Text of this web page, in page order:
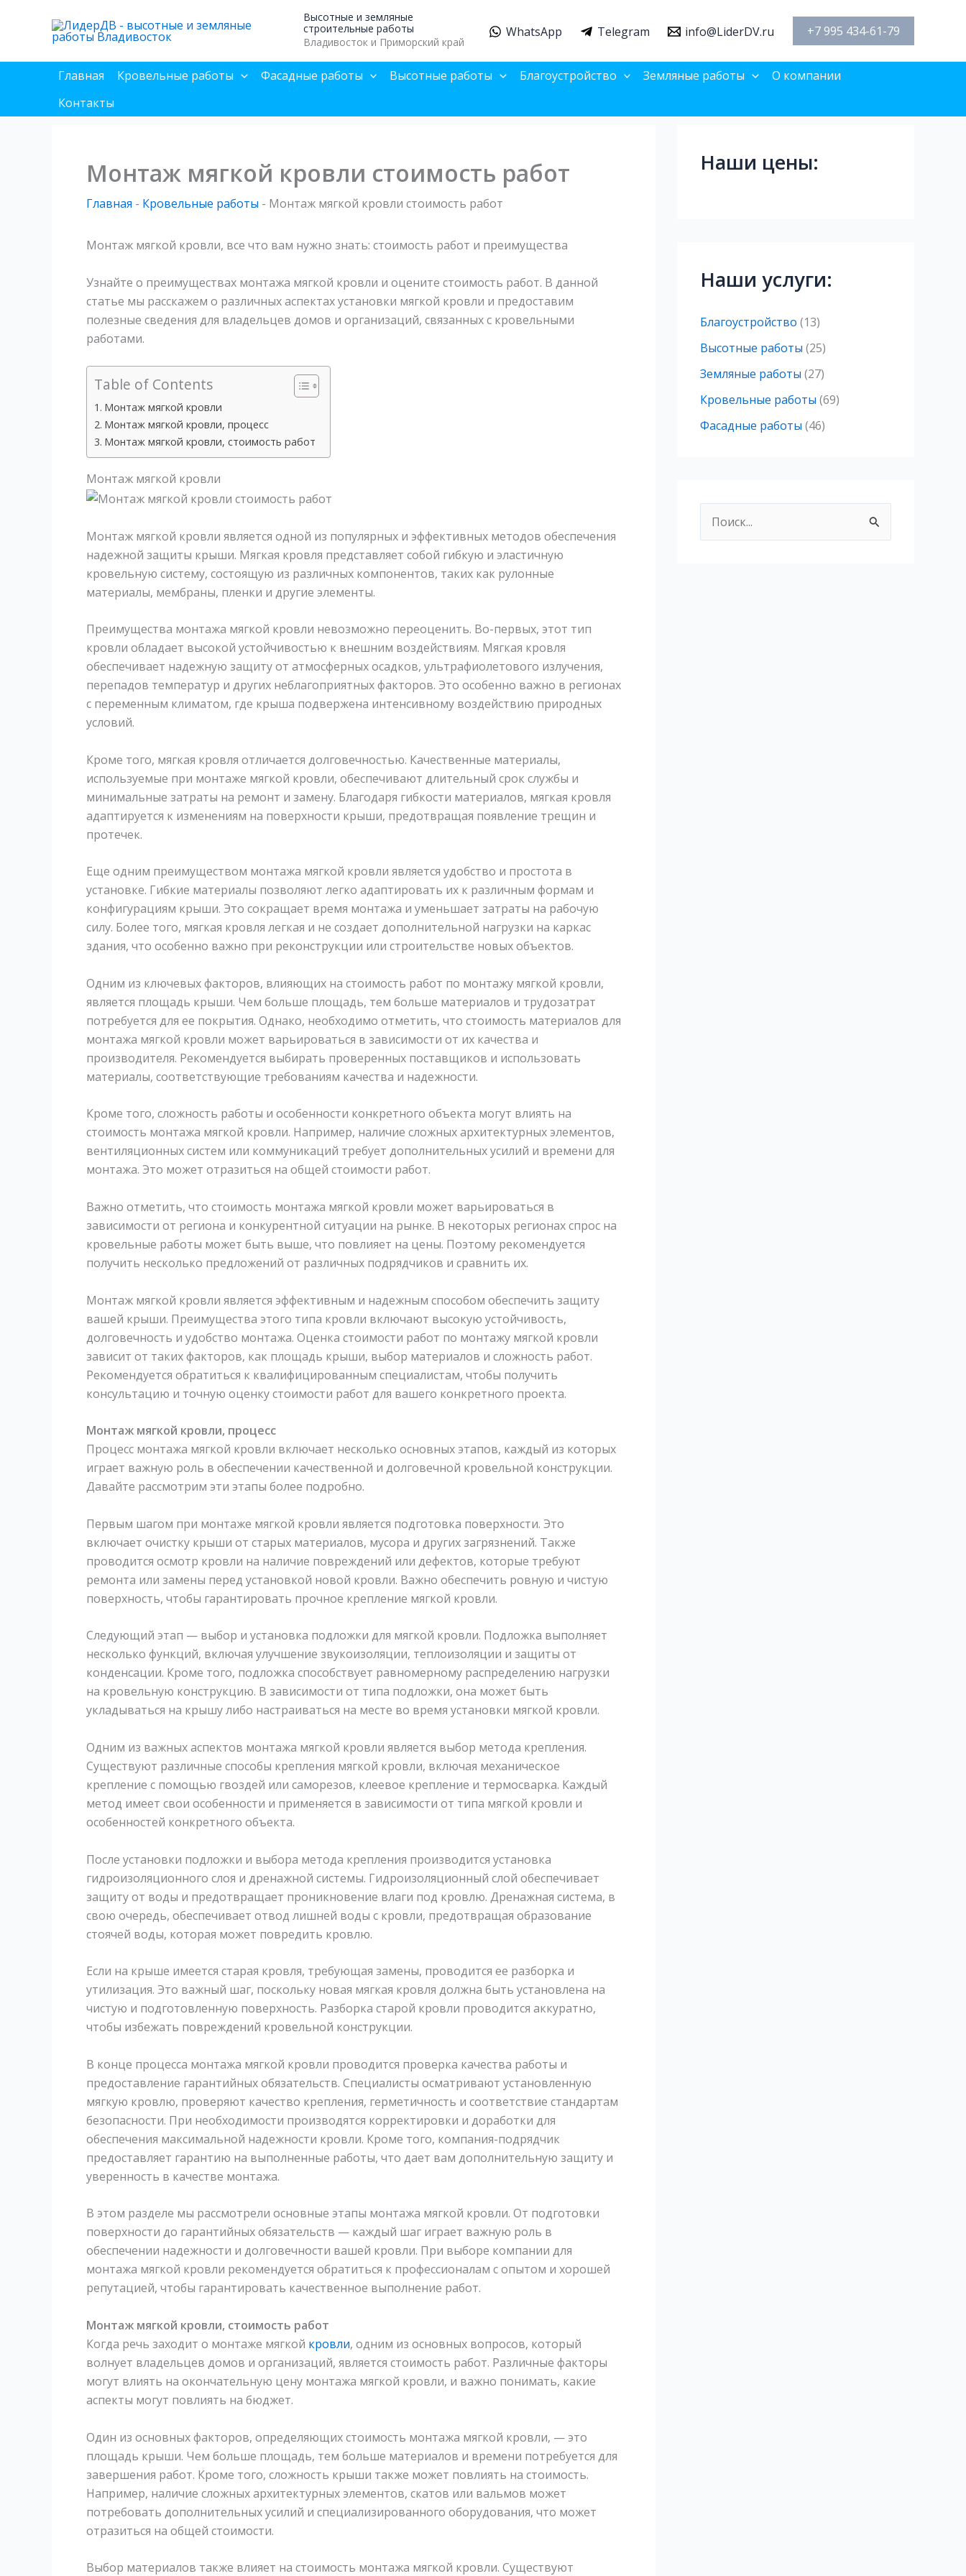
содержимому
Высотные и земляные
строительные работы
Владивосток и Приморский край
WhatsApp Telegram info@LiderDV.ru +7 995 434-61-79
Главная Кровельные работы Фасадные работы Высотные работы Благоустройство Земляные работы
О компании
Контакты
Монтаж мягкой кровли стоимость работ
Главная - Кровельные работы - Монтаж мягкой кровли стоимость работ
Монтаж мягкой кровли, все что вам нужно знать: стоимость работ и преимущества
Узнайте о преимуществах монтажа мягкой кровли и оцените стоимость работ. В данной
статье мы расскажем о различных аспектах установки мягкой кровли и предоставим
полезные сведения для владельцев домов и организаций, связанных с кровельными
работами.
Table of Contents
Монтаж мягкой кровли
Монтаж мягкой кровли, процесс
Монтаж мягкой кровли, стоимость работ
Монтаж мягкой кровли
Монтаж мягкой кровли является одной из популярных и эффективных методов обеспечения
надежной защиты крыши. Мягкая кровля представляет собой гибкую и эластичную
кровельную систему, состоящую из различных компонентов, таких как рулонные
материалы, мембраны, пленки и другие элементы.
Преимущества монтажа мягкой кровли невозможно переоценить. Во-первых, этот тип
кровли обладает высокой устойчивостью к внешним воздействиям. Мягкая кровля
обеспечивает надежную защиту от атмосферных осадков, ультрафиолетового излучения,
перепадов температур и других неблагоприятных факторов. Это особенно важно в регионах
с переменным климатом, где крыша подвержена интенсивному воздействию природных
условий.
Кроме того, мягкая кровля отличается долговечностью. Качественные материалы,
используемые при монтаже мягкой кровли, обеспечивают длительный срок службы и
минимальные затраты на ремонт и замену. Благодаря гибкости материалов, мягкая кровля
адаптируется к изменениям на поверхности крыши, предотвращая появление трещин и
протечек.
Еще одним преимуществом монтажа мягкой кровли является удобство и простота в
установке. Гибкие материалы позволяют легко адаптировать их к различным формам и
конфигурациям крыши. Это сокращает время монтажа и уменьшает затраты на рабочую
силу. Более того, мягкая кровля легкая и не создает дополнительной нагрузки на каркас
здания, что особенно важно при реконструкции или строительстве новых объектов.
Одним из ключевых факторов, влияющих на стоимость работ по монтажу мягкой кровли,
является площадь крыши. Чем больше площадь, тем больше материалов и трудозатрат
потребуется для ее покрытия. Однако, необходимо отметить, что стоимость материалов для
монтажа мягкой кровли может варьироваться в зависимости от их качества и
производителя. Рекомендуется выбирать проверенных поставщиков и использовать
материалы, соответствующие требованиям качества и надежности.
Кроме того, сложность работы и особенности конкретного объекта могут влиять на
стоимость монтажа мягкой кровли. Например, наличие сложных архитектурных элементов,
вентиляционных систем или коммуникаций требует дополнительных усилий и времени для
монтажа. Это может отразиться на общей стоимости работ.
Важно отметить, что стоимость монтажа мягкой кровли может варьироваться в
зависимости от региона и конкурентной ситуации на рынке. В некоторых регионах спрос на
кровельные работы может быть выше, что повлияет на цены. Поэтому рекомендуется
получить несколько предложений от различных подрядчиков и сравнить их.
Монтаж мягкой кровли является эффективным и надежным способом обеспечить защиту
вашей крыши. Преимущества этого типа кровли включают высокую устойчивость,
долговечность и удобство монтажа. Оценка стоимости работ по монтажу мягкой кровли
зависит от таких факторов, как площадь крыши, выбор материалов и сложность работ.
Рекомендуется обратиться к квалифицированным специалистам, чтобы получить
консультацию и точную оценку стоимости работ для вашего конкретного проекта.
Монтаж мягкой кровли, процесс
Процесс монтажа мягкой кровли включает несколько основных этапов, каждый из которых
играет важную роль в обеспечении качественной и долговечной кровельной конструкции.
Давайте рассмотрим эти этапы более подробно.
Первым шагом при монтаже мягкой кровли является подготовка поверхности. Это
включает очистку крыши от старых материалов, мусора и других загрязнений. Также
проводится осмотр кровли на наличие повреждений или дефектов, которые требуют
ремонта или замены перед установкой новой кровли. Важно обеспечить ровную и чистую
поверхность, чтобы гарантировать прочное крепление мягкой кровли.
Следующий этап — выбор и установка подложки для мягкой кровли. Подложка выполняет
несколько функций, включая улучшение звукоизоляции, теплоизоляции и защиты от
конденсации. Кроме того, подложка способствует равномерному распределению нагрузки
на кровельную конструкцию. В зависимости от типа подложки, она может быть
укладываться на крышу либо настраиваться на месте во время установки мягкой кровли.
Одним из важных аспектов монтажа мягкой кровли является выбор метода крепления.
Существуют различные способы крепления мягкой кровли, включая механическое
крепление с помощью гвоздей или саморезов, клеевое крепление и термосварка. Каждый
метод имеет свои особенности и применяется в зависимости от типа мягкой кровли и
особенностей конкретного объекта.
После установки подложки и выбора метода крепления производится установка
гидроизоляционного слоя и дренажной системы. Гидроизоляционный слой обеспечивает
защиту от воды и предотвращает проникновение влаги под кровлю. Дренажная система, в
свою очередь, обеспечивает отвод лишней воды с кровли, предотвращая образование
стоячей воды, которая может повредить кровлю.
Если на крыше имеется старая кровля, требующая замены, проводится ее разборка и
утилизация. Это важный шаг, поскольку новая мягкая кровля должна быть установлена на
чистую и подготовленную поверхность. Разборка старой кровли проводится аккуратно,
чтобы избежать повреждений кровельной конструкции.
В конце процесса монтажа мягкой кровли проводится проверка качества работы и
предоставление гарантийных обязательств. Специалисты осматривают установленную
мягкую кровлю, проверяют качество крепления, герметичность и соответствие стандартам
безопасности. При необходимости производятся корректировки и доработки для
обеспечения максимальной надежности кровли. Кроме того, компания-подрядчик
предоставляет гарантию на выполненные работы, что дает вам дополнительную защиту и
уверенность в качестве монтажа.
В этом разделе мы рассмотрели основные этапы монтажа мягкой кровли. От подготовки
поверхности до гарантийных обязательств — каждый шаг играет важную роль в
обеспечении надежности и долговечности вашей кровли. При выборе компании для
монтажа мягкой кровли рекомендуется обратиться к профессионалам с опытом и хорошей
репутацией, чтобы гарантировать качественное выполнение работ.
Монтаж мягкой кровли, стоимость работ
Когда речь заходит о монтаже мягкой кровли, одним из основных вопросов, который
волнует владельцев домов и организаций, является стоимость работ. Различные факторы
могут влиять на окончательную цену монтажа мягкой кровли, и важно понимать, какие
аспекты могут повлиять на бюджет.
Один из основных факторов, определяющих стоимость монтажа мягкой кровли, — это
площадь крыши. Чем больше площадь, тем больше материалов и времени потребуется для
завершения работ. Кроме того, сложность крыши также может повлиять на стоимость.
Например, наличие сложных архитектурных элементов, скатов или вальмов может
потребовать дополнительных усилий и специализированного оборудования, что может
отразиться на общей стоимости.
Выбор материалов также влияет на стоимость монтажа мягкой кровли. Существуют
Наши цены:
Наши услуги:
Благоустройство (13)
Высотные работы (25)
Земляные работы (27)
Кровельные работы (69)
Фасадные работы (46)